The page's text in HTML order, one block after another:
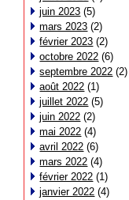
juin 2023 (5)
mars 2023 (2)
février 2023 (2)
octobre 2022 (6)
septembre 2022 (2)
août 2022 (1)
juillet 2022 (5)
juin 2022 (2)
mai 2022 (4)
avril 2022 (6)
mars 2022 (4)
février 2022 (1)
janvier 2022 (4)